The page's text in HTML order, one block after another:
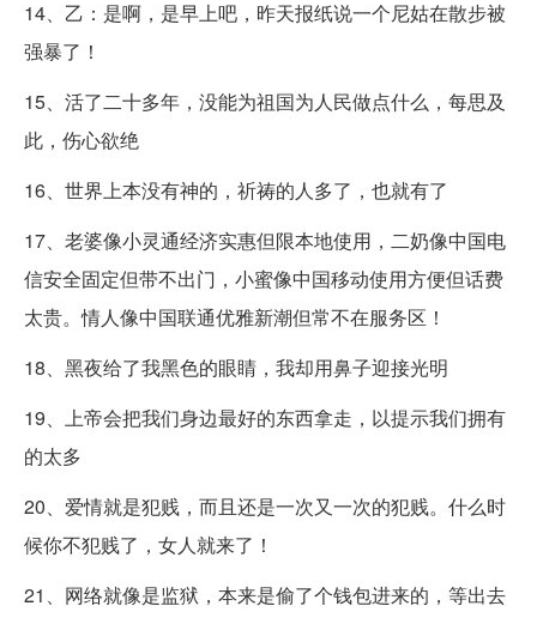
14、乙：是啊，是早上吧，昨天报纸说一个尼姑在散步被
强暴了！
15、活了二十多年，没能为祖国为人民做点什么，每思及
此，伤心欲绝
16、世界上本没有神的，祈祷的人多了，也就有了
17、老婆像小灵通经济实惠但限本地使用，二奶像中国电
信安全固定但带不出门，小蜜像中国移动使用方便但话费
太贵。情人像中国联通优雅新潮但常不在服务区！
18、黑夜给了我黑色的眼睛，我却用鼻子迎接光明
19、上帝会把我们身边最好的东西拿走，以提示我们拥有
的太多
20、爱情就是犯贱，而且还是一次又一次的犯贱。什么时
候你不犯贱了，女人就来了！
21、网络就像是监狱，本来是偷了个钱包进来的，等出去